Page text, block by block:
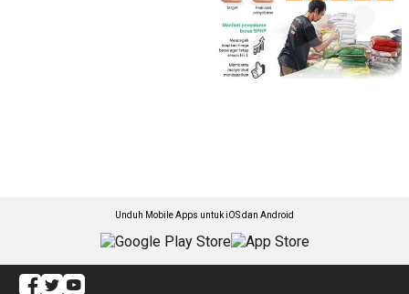
Unduh Mobile Apps untuk iOS dan Android